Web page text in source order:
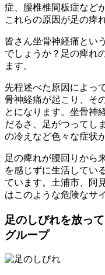
症、腰椎椎間板症など
これらの原因が足の痺
皆さん坐骨神経痛とい
でしょうか？足の痺れ
ます。
先程述べた原因によっ
骨神経痛が起こり、そ
とになります。坐骨神
だるさ、足がつってし
の冷えなど色々な症状
足の痺れが腰回りから
を感じずに生活してい
ています。土浦市、阿
はこのような危険なサ
足のしびれを放っ
グループ